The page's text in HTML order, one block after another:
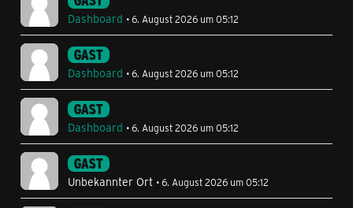
Dashboard 6. August 2026 um 05:12
GAST
Dashboard 6. August 2026 um 05:12
GAST
Dashboard 6. August 2026 um 05:12
GAST
Unbekannter Ort 6. August 2026 um 05:12